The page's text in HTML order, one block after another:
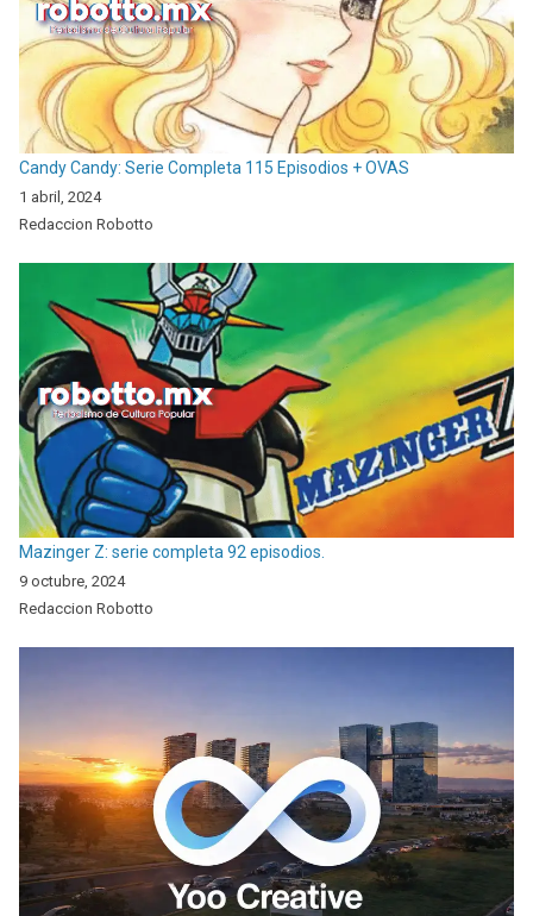
Candy Candy: Serie Completa 115 Episodios + OVAS
1 abril, 2024
Redaccion Robotto
Mazinger Z: serie completa 92 episodios.
9 octubre, 2024
Redaccion Robotto